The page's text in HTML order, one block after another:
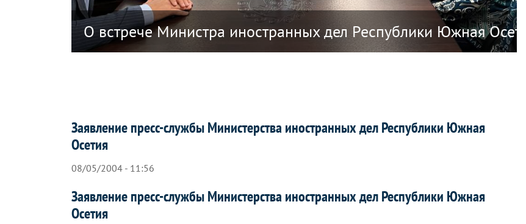
Южная Осетия в связи с решением Республики Наоэро о
О встрече Министра иностранных дел Республики Южная
Заявление пресс-службы Министерства иностранных дел Республики Южная
Осетия
08/05/2004 - 11:56
Заявление пресс-службы Министерства иностранных дел Республики Южная
Осетия